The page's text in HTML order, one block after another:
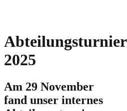
Abteilungsturnier
2025
Am 29 November
fand unser internes